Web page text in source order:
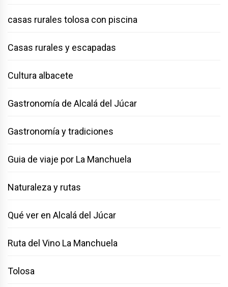
casas rurales tolosa con piscina
Casas rurales y escapadas
Cultura albacete
Gastronomía de Alcalá del Júcar
Gastronomía y tradiciones
Guia de viaje por La Manchuela
Naturaleza y rutas
Qué ver en Alcalá del Júcar
Ruta del Vino La Manchuela
Tolosa